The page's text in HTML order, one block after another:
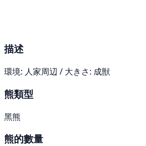
描述
環境: 人家周辺 / 大きさ: 成獣
熊類型
黑熊
熊的數量